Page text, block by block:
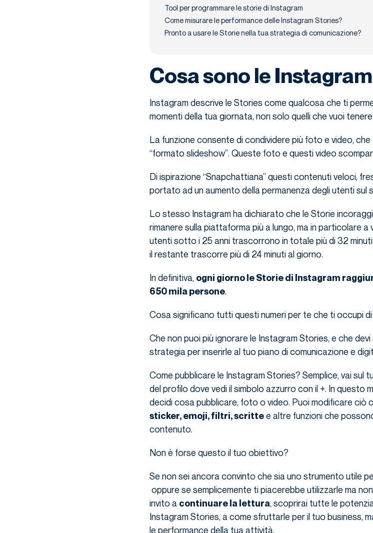
Tool per programmare le storie di Instagram
Come misurare le performance delle Instagram Stories?
Pronto a usare le Storie nella tua strategia di comunicazione?
Cosa sono le
Instagram descrive le Stories come qualcosa che ti
momenti della tua giornata, non solo quelli che vuoi
La funzione consente di condividere più foto e video, che
“formato slideshow”. Queste foto e questi video
Di ispirazione “Snapchattiana” questi contenuti veloci,
portato ad un aumento della permanenza degli utenti sul
Lo stesso Instagram ha dichiarato che le Storie
rimanere sulla piattaforma più a lungo, ma in particolare a
utenti sotto i 25 anni trascorrono in totale più di 32
il restante trascorre più di 24 minuti al giorno.
In definitiva, ogni giorno le Storie di Instagram
650 mila persone.
Cosa significano tutti questi numeri per te che ti occupi di
Che non puoi più ignorare le Instagram Stories, e che
strategia per inserirle al tuo piano di comunicazione e
Come pubblicare le Instagram Stories? Semplice, vai sul
del profilo dove vedi il simbolo azzurro con il +. In questo
decidi cosa pubblicare, foto o video. Puoi modificare ciò
sticker, emoji, filtri, scrittee altre funzioni che
contenuto.
Non è forse questo il tuo obiettivo?
Se non sei ancora convinto che sia uno strumento utile
oppure se semplicemente ti piacerebbe utilizzarle ma
invito a continuare la lettura, scoprirai tutte le
Instagram Stories, a come sfruttarle per il tuo business,
le performance della tua attività.